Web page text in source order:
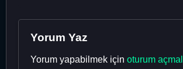
Yorum Yaz
Yorum yapabilmek için oturum